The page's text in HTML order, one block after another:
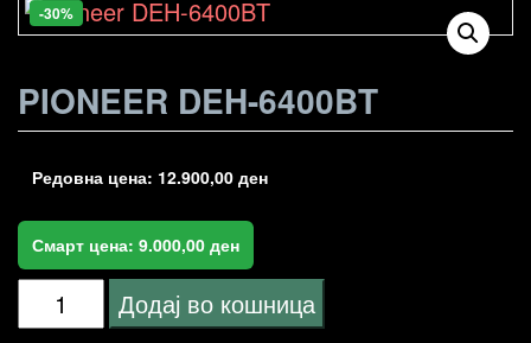
-30%
PIONEER DEH-6400BT
Редовна цена: 12.900,00 ден
Смарт цена: 9.000,00 ден
Pioneer
Додај во кошница